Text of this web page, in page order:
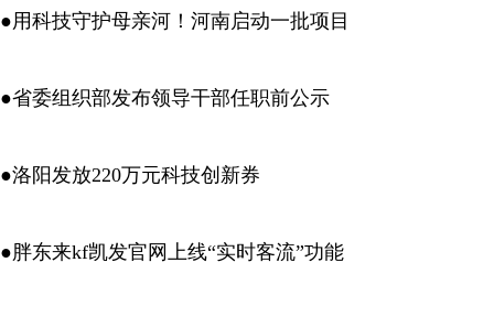
●用科技守护母亲河！河南启动一批项目
●省委组织部发布领导干部任职前公示
●洛阳发放220万元科技创新券
●胖东来kf凯发官网上线“实时客流”功能